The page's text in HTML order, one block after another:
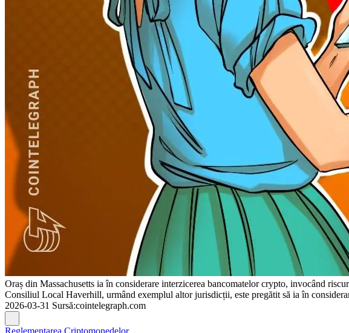
Oraș din Massachusetts ia în considerare interzicerea bancomatelor crypto, invocând
Consiliul Local Haverhill, urmând exemplul altor jurisdicții, este pregătit să ia în
2026-03-31 Sursă:cointelegraph.com
Reglementarea Criptomonedelor